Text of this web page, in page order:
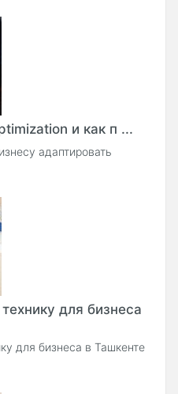
и как п ...
адаптировать
для бизнеса
для бизнеса в Ташкенте